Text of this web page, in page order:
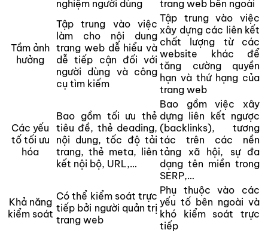
nghiệm người dùng
trang web bên ngoài
Tầm ảnh
hưởng
Tập trung vào việc
làm cho nội dung
trang web dễ hiểu và
dễ tiếp cận đối với
người dùng và công
cụ tìm kiếm
Tập trung vào việc
xây dựng các liên kết
chất lượng từ các
website khác để
tăng cường quyền
hạn và thứ hạng của
trang web
Các yếu
tố tối ưu
hóa
Bao gồm tối ưu thẻ
tiêu đề, thẻ deading,
nội dung, tốc độ tải
trang, thẻ meta, liên
kết nội bộ, URL,…
Bao gồm việc xây
dựng liên kết ngược
(backlinks), tương
tác trên các nền
tảng xã hội, sự đa
dạng tên miền trong
SERP,…
Khả năng
kiểm soát
Có thể kiểm soát trực
tiếp bởi người quản trị
trang web
Phụ thuộc vào các
yếu tố bên ngoài và
khó kiểm soát trực
tiếp